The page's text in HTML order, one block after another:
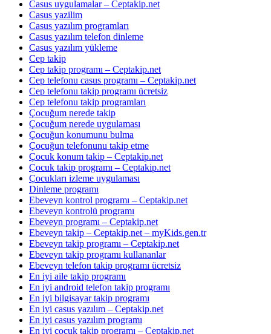
Casus uygulamalar – Ceptakip.net
Casus yazilim
Casus yazılım programları
Casus yazılım telefon dinleme
Casus yazılım yükleme
Cep takip
Cep takip programı – Ceptakip.net
Cep telefonu casus programı – Ceptakip.net
Cep telefonu takip programı ücretsiz
Cep telefonu takip programları
Çocuğum nerede takip
Çocuğum nerede uygulaması
Çocuğun konumunu bulma
Çocuğun telefonunu takip etme
Çocuk konum takip – Ceptakip.net
Çocuk takip programı – Ceptakip.net
Çocukları izleme uygulaması
Dinleme programı
Ebeveyn kontrol programı – Ceptakip.net
Ebeveyn kontrolü programı
Ebeveyn programı – Ceptakip.net
Ebeveyn takip – Ceptakip.net – myKids.gen.tr
Ebeveyn takip programı – Ceptakip.net
Ebeveyn takip programı kullananlar
Ebeveyn telefon takip programı ücretsiz
En iyi aile takip programı
En iyi android telefon takip programı
En iyi bilgisayar takip programı
En iyi casus yazılım – Ceptakip.net
En iyi casus yazılım programı
En iyi çocuk takip programı – Ceptakip.net